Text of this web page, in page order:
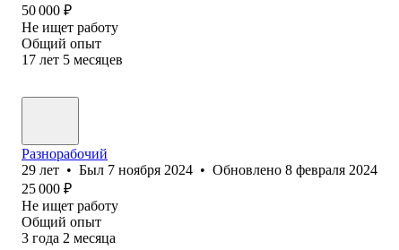
50 000 ₽
Не ищет работу
Общий опыт
17 лет 5 месяцев
Разнорабочий
29 лет • Был 7 ноября 2024 • Обновлено 8 февраля 2024
25 000 ₽
Не ищет работу
Общий опыт
3 года 2 месяца